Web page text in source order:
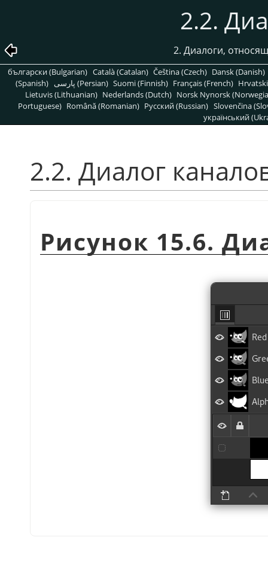
2.2.
2. Диалоги,
български (Bulgarian) Català (Catalan) Čeština (Czech) Dansk (Danish)
(Spanish)
پارسی (Persian) Suomi (Finnish) Français (French)
Lietuvis (Lithuanian) Nederlands (Dutch) Norsk Nynorsk
Portuguese) Română (Romanian) Pусский (Russian) Slovenčina
український
2.2. Диалог
Рисунок 15.6.